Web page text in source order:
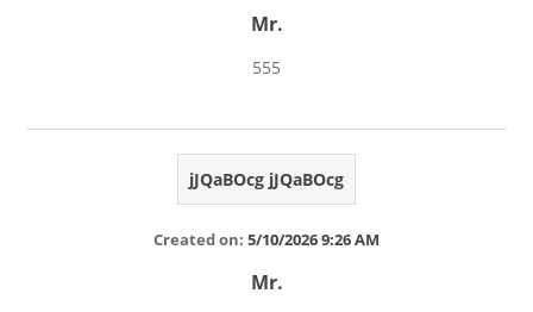
Mr.
555
jJQaBOcg jJQaBOcg
Created on: 5/10/2026 9:26 AM
Mr.